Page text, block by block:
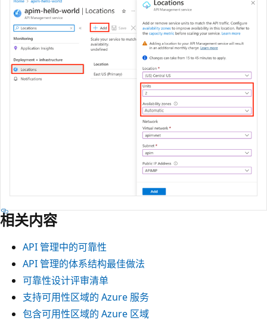
相关内容
API 管理中的可靠性
API 管理的体系结构最佳做法
可靠性设计评审清单
支持可用性区域的 Azure 服务
包含可用性区域的 Azure 区域